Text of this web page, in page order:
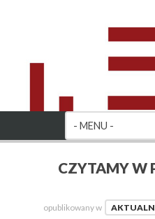
CZYTAMY W
opublikowany w